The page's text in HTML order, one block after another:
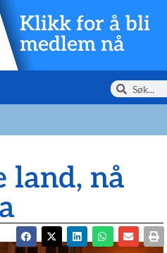
Klikk for å bli
medlem nå
land, nå